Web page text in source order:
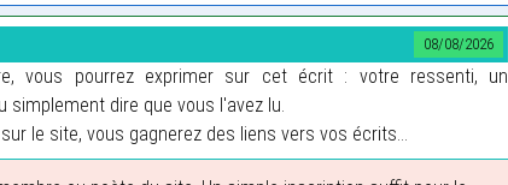
08/08/2026
vous pourrez exprimer sur cet écrit : votre ressenti, un
simplement dire que vous l'avez lu.
le site, vous gagnerez des liens vers vos écrits...